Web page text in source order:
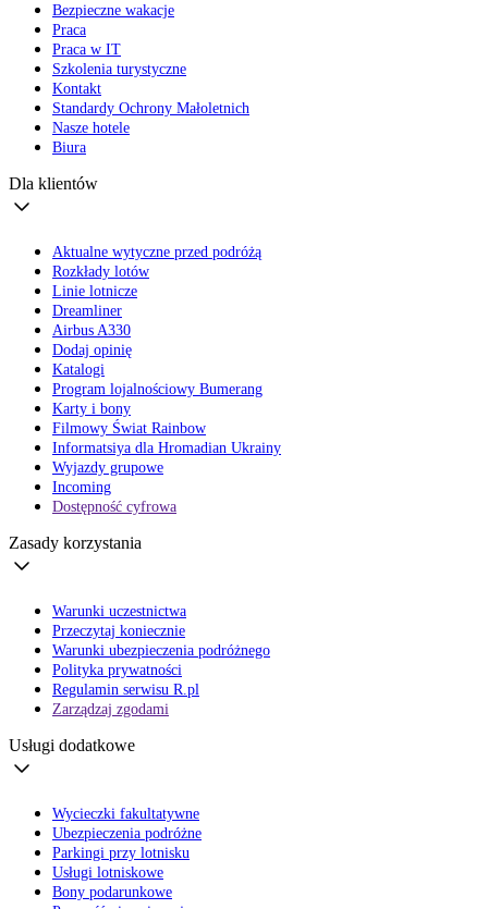
Bezpieczne wakacje
Praca
Praca w IT
Szkolenia turystyczne
Kontakt
Standardy Ochrony Małoletnich
Nasze hotele
Biura
Dla klientów
Aktualne wytyczne przed podróżą
Rozkłady lotów
Linie lotnicze
Dreamliner
Airbus A330
Dodaj opinię
Katalogi
Program lojalnościowy Bumerang
Karty i bony
Filmowy Świat Rainbow
Informatsiya dla Hromadian Ukrainy
Wyjazdy grupowe
Incoming
Dostępność cyfrowa
Zasady korzystania
Warunki uczestnictwa
Przeczytaj koniecznie
Warunki ubezpieczenia podróżnego
Polityka prywatności
Regulamin serwisu R.pl
Zarządzaj zgodami
Usługi dodatkowe
Wycieczki fakultatywne
Ubezpieczenia podróżne
Parkingi przy lotnisku
Usługi lotniskowe
Bony podarunkowe